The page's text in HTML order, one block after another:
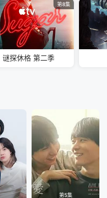
第8集
谜探休格 第二季
第5集